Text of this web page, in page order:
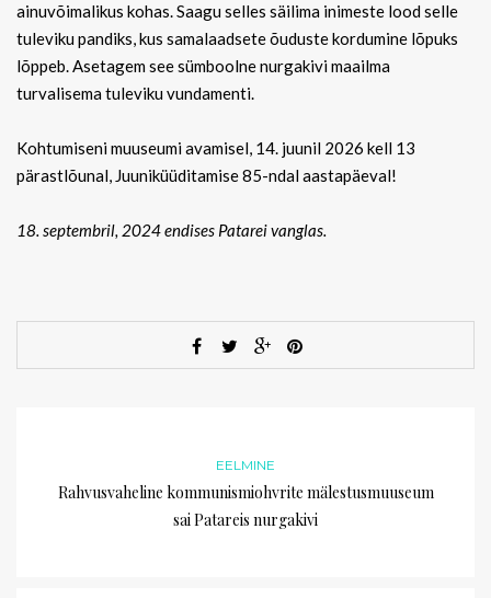
ainuvõimalikus kohas. Saagu selles säilima inimeste lood selle
tuleviku pandiks, kus samalaadsete õuduste kordumine lõpuks
lõppeb. Asetagem see sümboolne nurgakivi maailma
turvalisema tuleviku vundamenti.
Kohtumiseni muuseumi avamisel, 14. juunil 2026 kell 13
pärastlõunal, Juuniküüditamise 85-ndal aastapäeval!
18. septembril, 2024 endises Patarei vanglas.
EELMINE
Rahvusvaheline kommunismiohvrite mälestusmuuseum
sai Patareis nurgakivi